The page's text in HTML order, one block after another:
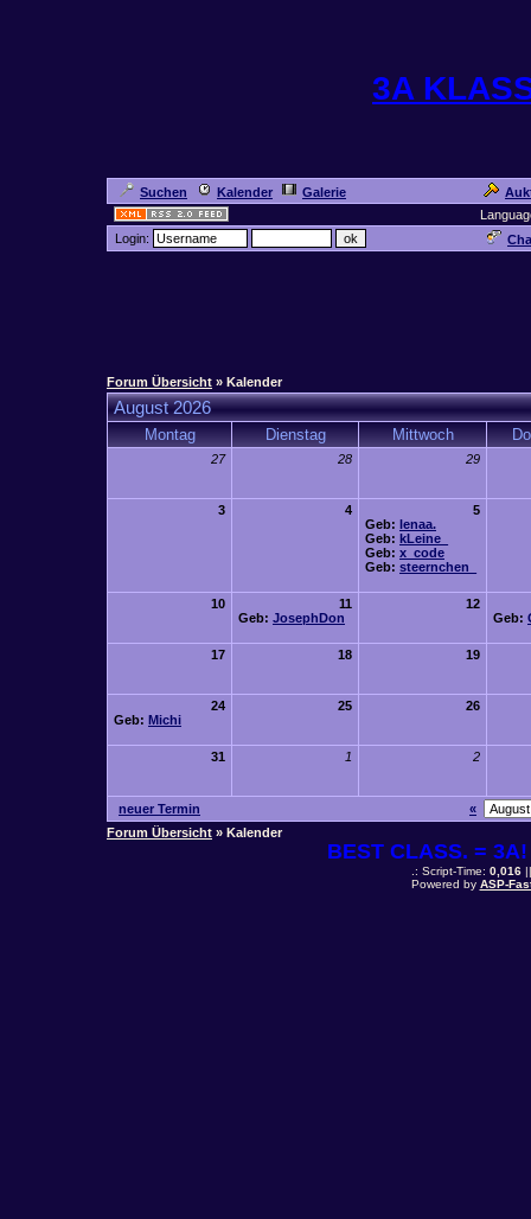
3A
Suchen Kalender Galerie
Login:
Forum Übersicht » Kalender
August 2026
Montag Dienstag Mittwoch
27 28 29
3 4
5
Geb: lenaa.
Geb: kLeine_
Geb: x_code
Geb: steernchen_
10
11
Geb: JosephDon
12
Geb:
17 18 19
24
Geb: Michi
25 26
31 1 2
neuer Termin
«
Forum Übersicht » Kalender
BEST CLASS. =
.: Script-Time: 0,016||
Powered by ASP-